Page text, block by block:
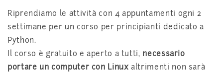
Riprendiamo le attività con 4 appuntamenti ogni 2
settimane per un corso per principianti dedicato a
Python.
Il corso è gratuito e aperto a tutti, necessario
portare un computer con Linuxaltrimenti non sarà